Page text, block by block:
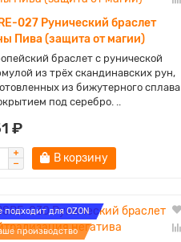
027 Рунический браслет
Пива (защита от магии)
браслет с рунической
из трёх скандинавских рун,
из бижутерного сплава
под серебро. ..
₽
В корзину
подходит для OZON
производство